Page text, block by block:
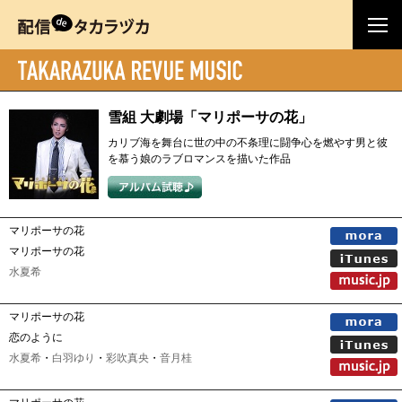
雪組 大劇場「マリポーサの花」
カリブ海を舞台に世の中の不条理に闘争心を燃やす男と彼
を慕う娘のラブロマンスを描いた作品
マリポーサの花
マリポーサの花
水夏希
マリポーサの花
恋のように
水夏希 ・ 白羽ゆり ・ 彩吹真央 ・ 音月桂